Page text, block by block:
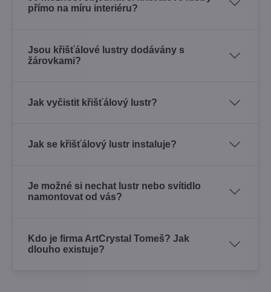
přímo na míru interiéru?
Jsou křišťálové lustry dodávány s
žárovkami?
Jak vyčistit křišťálový lustr?
Jak se křišťálový lustr instaluje?
Je možné si nechat lustr nebo svítidlo
namontovat od vás?
Kdo je firma ArtCrystal Tomeš? Jak
dlouho existuje?